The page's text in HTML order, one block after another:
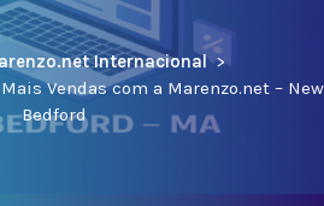
Internacional
Vendas com a Marenzo.net – New
Bedford